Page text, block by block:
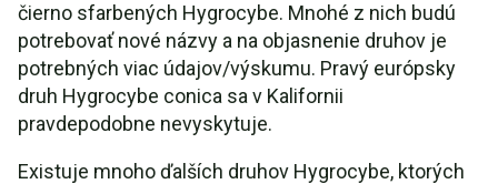
čierno sfarbených Hygrocybe. Mnohé z nich budú
potrebovať nové názvy a na objasnenie druhov je
potrebných viac údajov/výskumu. Pravý európsky
druh Hygrocybe conica sa v Kalifornii
pravdepodobne nevyskytuje.
Existuje mnoho ďalších druhov Hygrocybe, ktorých